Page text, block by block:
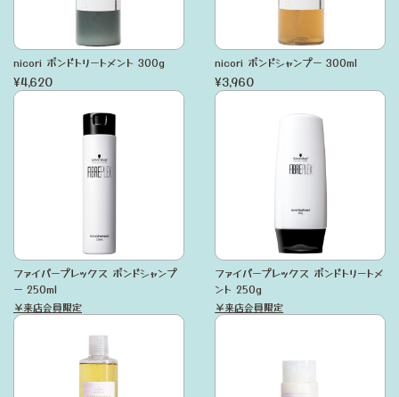
nicori ボンドトリートメント 300g
¥4,620
nicori ボンドシャンプー 300ml
¥3,960
ファイバープレックス ボンドシャンプ
ー 250ml
￥来店会員限定
ファイバープレックス ボンドトリートメ
ント 250g
￥来店会員限定